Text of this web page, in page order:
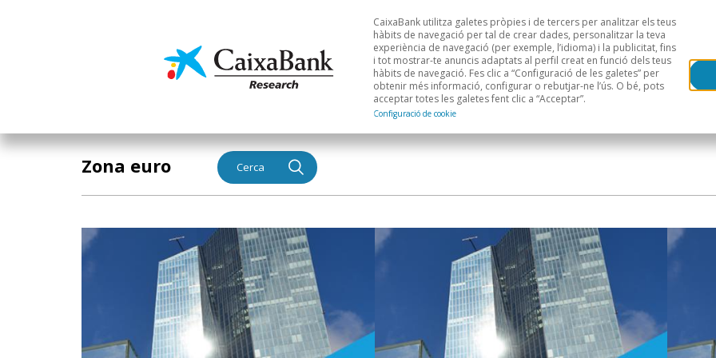
Economia i mercats Anàlisi sectorial Àrees geogràfiques
CaixaBank utilitza galetes pròpies i de tercers per analitzar els teus
hàbits de navegació per tal de crear dades, personalitzar la teva
experiència de navegació (per exemple, l’idioma) i la publicitat, fins
i tot mostrar-te anuncis adaptats al perfil creat en funció dels teus
hàbits de navegació. Fes clic a “Configuració de les galetes” per
obtenir més informació, configurar o rebutjar-ne l’ús. O bé, pots
acceptar totes les galetes fent clic a “Acceptar”.
Configuració de cookie
Zona euro Cerca